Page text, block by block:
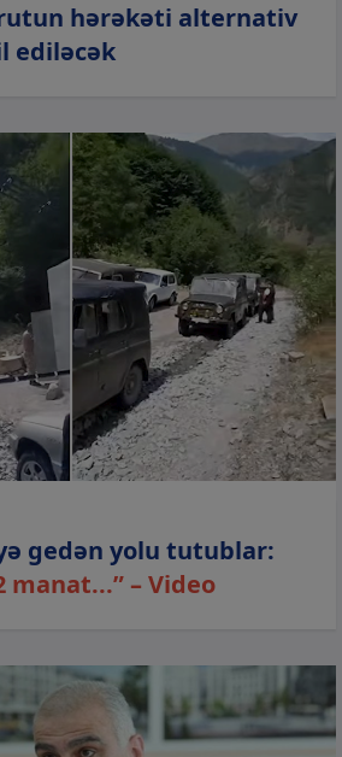
hərəkəti alternativ
ediləcək
gedən yolu tutublar:
manat...” – Video